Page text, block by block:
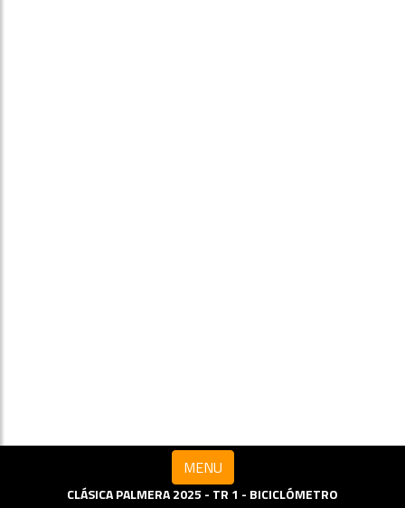
MENU
CLÁSICA PALMERA 2025 - TR 1 - BICICLÓMETRO